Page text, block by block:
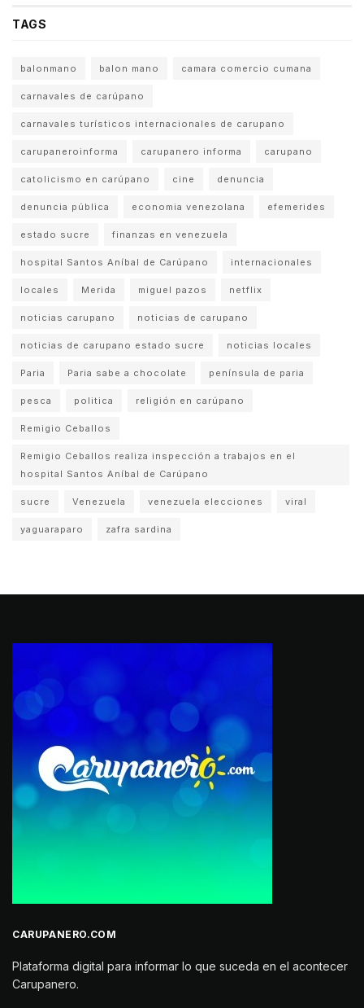
TAGS
balonmano balon mano camara comercio cumana
carnavales de carúpano
carnavales turísticos internacionales de carupano
carupaneroinforma carupanero informa carupano
catolicismo en carúpano cine denuncia
denuncia pública economia venezolana efemerides
estado sucre finanzas en venezuela
hospital Santos Aníbal de Carúpano internacionales
locales Merida miguel pazos netflix
noticias carupano noticias de carupano
noticias de carupano estado sucre noticias locales
Paria Paria sabe a chocolate península de paria
pesca politica religión en carúpano
Remigio Ceballos
Remigio Ceballos realiza inspección a trabajos en el
hospital Santos Aníbal de Carúpano
sucre Venezuela venezuela elecciones viral
yaguaraparo zafra sardina
CARUPANERO.COM
Plataforma digital para informar lo que suceda en el acontecer
Carupanero.